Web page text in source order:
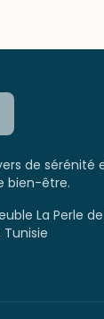
de sérénité
bien-être.
La Perle de
Tunisie